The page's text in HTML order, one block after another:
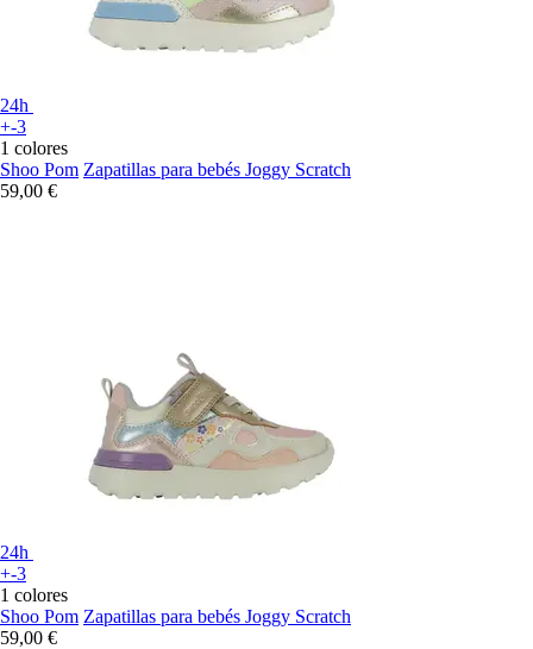
24h
+-3
1 colores
Shoo Pom Zapatillas para bebés Joggy Scratch
59,00 €
24h
+-3
1 colores
Shoo Pom Zapatillas para bebés Joggy Scratch
59,00 €